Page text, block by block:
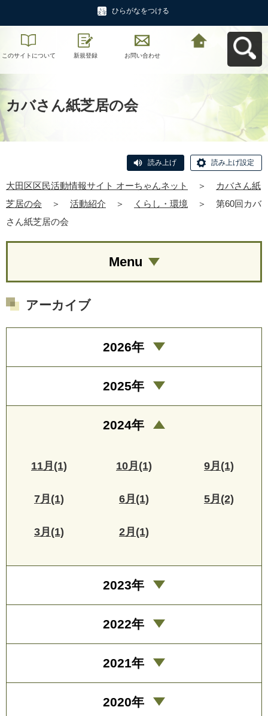
ひらがなをつける
このサイトについて 新規登録 お問い合わせ
カバさん紙芝居の会
読み上げ 読み上げ設定
大田区区民活動情報サイト オーちゃんネット ＞
カバさん紙
芝居の会
＞ 活動紹介 ＞ くらし・環境 ＞
第60回カバ
さん紙芝居の会
Menu
アーカイブ
2026年
2025年
2024年
11月(1) 10月(1) 9月(1)
7月(1) 6月(1) 5月(2)
3月(1) 2月(1)
2023年
2022年
2021年
2020年